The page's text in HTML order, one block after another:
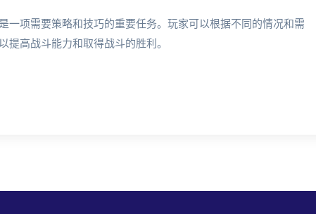
一项需要策略和技巧的重要任务。玩家可以根据不同的情况和需
提高战斗能力和取得战斗的胜利。